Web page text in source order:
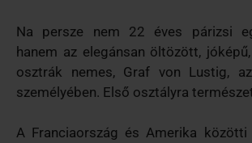
Na persze nem 22 éves párizsi
hanem az elegánsan öltözött,
osztrák nemes, Graf von Lustig,
személyében. Első osztályra
A Franciaország és Amerika